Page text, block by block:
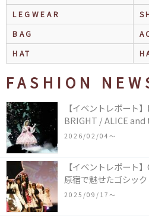
LEGWEAR
BAG
HAT
FASHION
【イベントレポート
BRIGHT / ALICE
COLLECTION in
2026/02/04〜
【イベントレポート
原宿で魅せたゴシッ
2025/09/17〜